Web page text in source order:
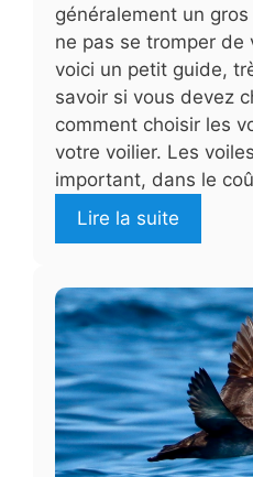
généralement un
ne pas se tromper de
voici un petit guide,
savoir si vous devez
comment choisir les
votre voilier. Les
important, dans le
Lire la suite